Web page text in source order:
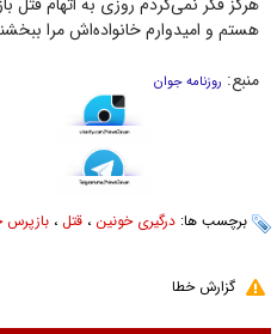
هستم و امیدوارم خانواده‌اش مرا
منبع: روزنامه جوان
برچسب ها: درگیری خونین ، قتل ، بازپرس
گزارش خطا